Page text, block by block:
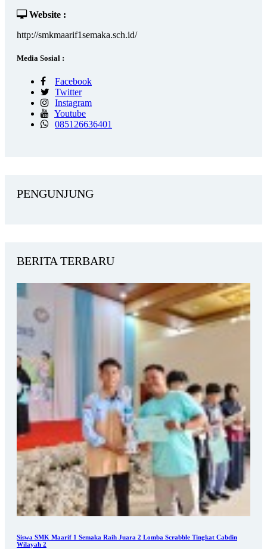
Website :
http://smkmaarif1semaka.sch.id/
Media Sosial :
Facebook
Twitter
Instagram
Youtube
085126636401
PENGUNJUNG
BERITA TERBARU
Siswa SMK Maarif 1 Semaka Raih Juara 2 Lomba Scrabble Tingkat Cabdin
Wilayah 2